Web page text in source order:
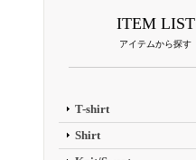
ITEM LIST
アイテムから探す
T-shirt
Shirt